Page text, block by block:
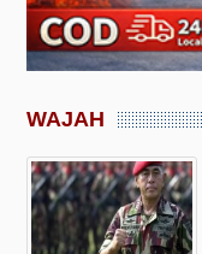
WAJAH